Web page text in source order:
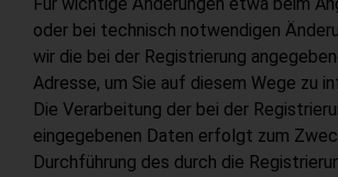
oder bei technisch notwendigen
wir die bei der Registrierung
Adresse, um Sie auf diesem Wege zu
Die Verarbeitung der bei der
eingegebenen Daten erfolgt zum
Durchführung des durch die